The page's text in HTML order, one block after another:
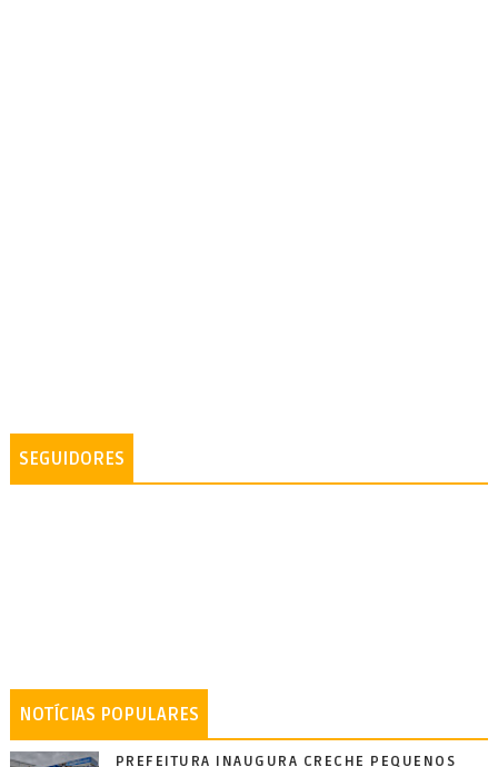
SEGUIDORES
NOTÍCIAS POPULARES
PREFEITURA INAUGURA CRECHE PEQUENOS